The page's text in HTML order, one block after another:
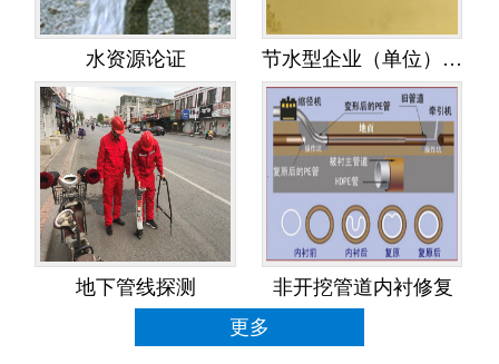
水资源论证 节水型企业（单位）创建
地下管线探测
非开挖管道内衬修复
更多